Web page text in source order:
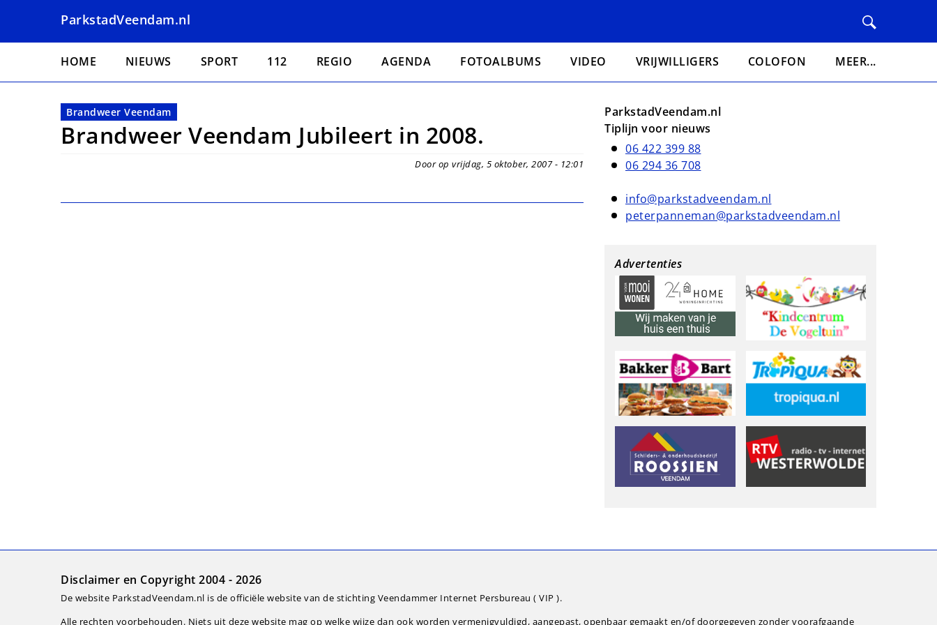
naar
ParkstadVeendam.nl
Hoofdnavigatie
HOME NIEUWS SPORT 112 REGIO AGENDA FOTOALBUMS VIDEO VRIJWILLIGERS COLOFON MEER...
Brandweer Veendam
Brandweer Veendam Jubileert in 2008.
Door op vrijdag, 5 oktober, 2007 - 12:01
ParkstadVeendam.nl
Tiplijn voor nieuws
06 422 399 88
06 294 36 708
info@parkstadveendam.nl
peterpanneman@parkstadveendam.nl
Advertenties
Disclaimer en Copyright 2004 - 2026
De website ParkstadVeendam.nl is de officiële website van de stichting Veendammer Internet Persbureau ( VIP ).
Alle rechten voorbehouden. Niets uit deze website mag op welke wijze dan ook worden vermenigvuldigd, aangepast, openbaar gemaakt en/of doorgegeven zonder voorafgaande